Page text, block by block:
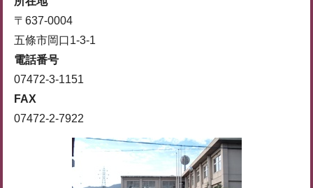
〒637-0004
五條市岡口1-3-1
電話番号
07472-3-1151
FAX
07472-2-7922